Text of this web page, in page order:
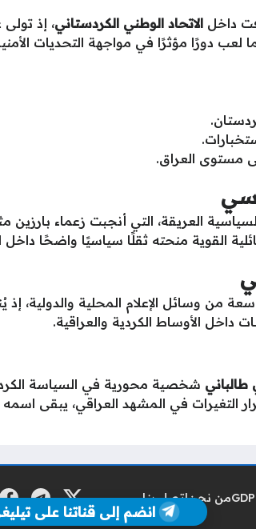
داخل الاتحاد الوطني الكردستاني، إذ
كما لعب دورًا مؤثرًا في مواجهة التحديات
مستوى العراق.
العريقة، التي أنجبت زعماء بارزين
القوية منحته ثقلًا سياسيًا واضحًا داخل
من وسائل الإعلام المحلية والدولية،
داخل الأوساط الكردية والعراقية.
شخصية محورية في السياسة
التغيرات في المشهد العراقي، يبقى
من نحناتصل بنا منصة إكس
تلغرام
انضم إلى قناتنا على